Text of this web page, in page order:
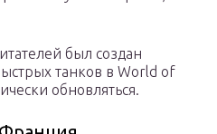
был создан
танков в World of
обновляться.